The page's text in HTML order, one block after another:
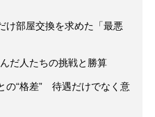
け部屋交換を求めた「最悪
だ人たちの挑戦と勝算
の“格差” 待遇だけでなく意